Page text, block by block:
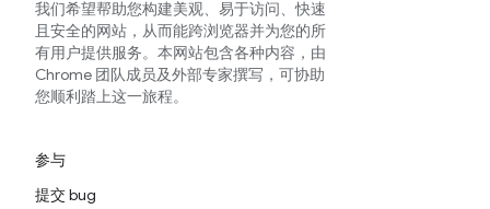
我们希望帮助您构建美观、易于访问、快速
且安全的网站，从而能跨浏览器并为您的所
有用户提供服务。本网站包含各种内容，由
Chrome 团队成员及外部专家撰写，可协助
您顺利踏上这一旅程。
参与
提交 bug